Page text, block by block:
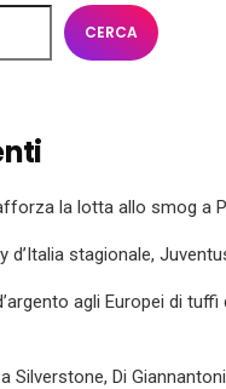
CERCA
la lotta allo smog a
d’Italia stagionale,
agli Europei di tuffi
Silverstone, Di